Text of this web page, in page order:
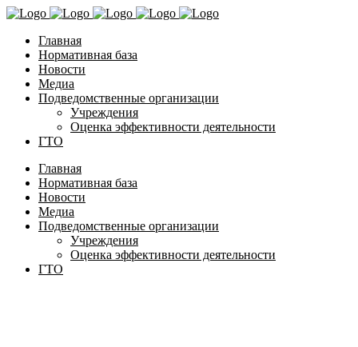
Главная
Нормативная база
Новости
Медиа
Подведомственные организации
Учреждения
Оценка эффективности деятельности
ГТО
Главная
Нормативная база
Новости
Медиа
Подведомственные организации
Учреждения
Оценка эффективности деятельности
ГТО